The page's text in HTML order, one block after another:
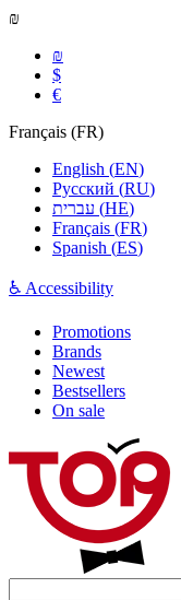
₪
₪
$
€
Français (FR)
English (EN)
Русский (RU)
(HE)
Français (FR)
Spanish (ES)
♿ Accessibility
Promotions
Brands
Newest
Bestsellers
On sale